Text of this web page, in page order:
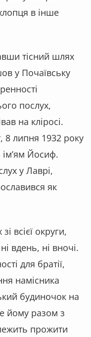
в інше
тісний шлях
у Почаївську
послух,
на кліросі.
липня 1932 року
Йосиф.
у Лаврі,
як
всієї округи,
вдень, ні вночі.
для братії,
намісника
будиночок на
йому разом з
прожити